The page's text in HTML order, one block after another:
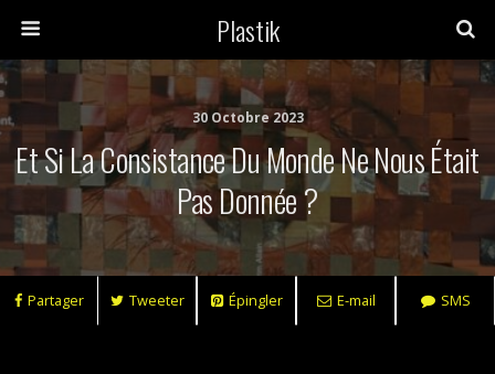
Plastik
30 Octobre 2023
Et Si La Consistance Du Monde Ne Nous Était
Pas Donnée ?
Partager Tweeter Épingler E-mail SMS